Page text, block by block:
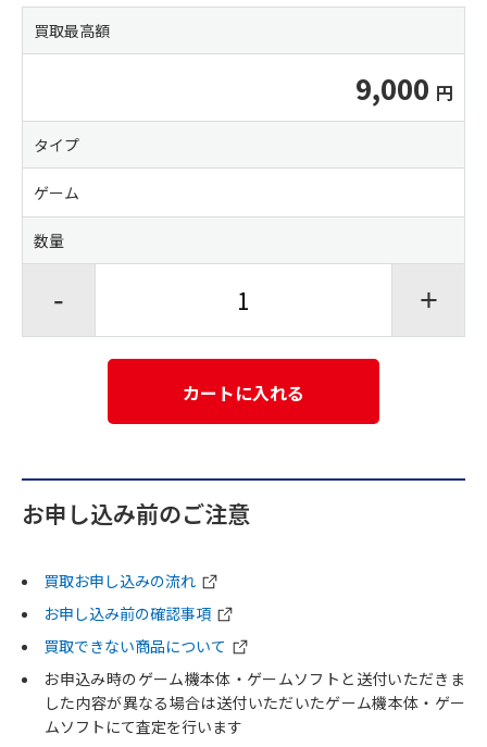
買取最高額
9,000
タイプ
ゲーム
数量
- +
カートに入れる
お申し込み前のご注意
買取お申し込みの流れ
お申し込み前の確認事項
買取できない商品について
お申込み時のゲーム機本体・ゲームソフトと送付いただきま
した内容が異なる場合は送付いただいたゲーム機本体・ゲー
ムソフトにて査定を行います